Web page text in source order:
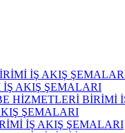
İŞ AKIŞ
AKIŞ ŞEMALARI
HİZMETLERİ BİRİMİ
ŞEMALARI
İŞ AKIŞ ŞEMALARI